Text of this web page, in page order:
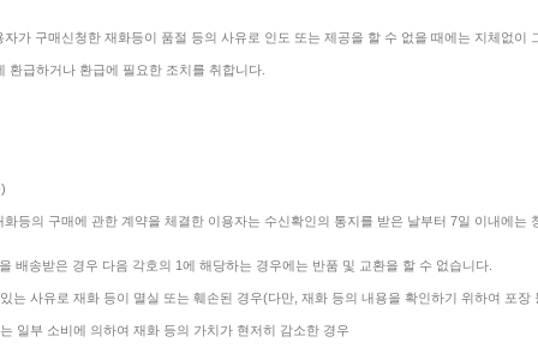
자가 구매신청한 재화등이 품절 등의 사유로 인도 또는 제공을 할 수 없을 때에는 지체없
환급하거나 환급에 필요한 조치를 취합니다.
등의 구매에 관한 계약을 체결한 이용자는 수신확인의 통지를 받은 날부터 7일 이내에는
배송받은 경우 다음 각호의 1에 해당하는 경우에는 반품 및 교환을 할 수 없습니다.
는 사유로 재화 등이 멸실 또는 훼손된 경우(다만, 재화 등의 내용을 확인하기 위하여 포
일부 소비에 의하여 재화 등의 가치가 현저히 감소한 경우